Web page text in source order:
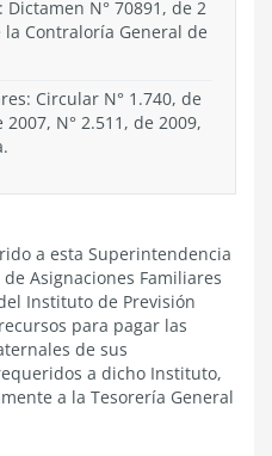
N° 70891, de 2
Contraloría General de
Circular N° 1.740, de
2007, N° 2.511, de 2009,
a esta Superintendencia
Asignaciones Familiares
Instituto de Previsión
para pagar las
de sus
a dicho Instituto,
a la Tesorería General